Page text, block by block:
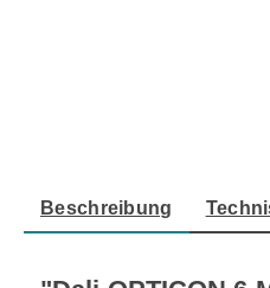
Beschreibung